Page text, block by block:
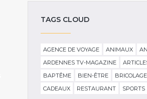
TAGS CLOUD
AGENCE DE VOYAGE ANIMAUX
ARDENNES TV-MAGAZINE
BAPTÊME
BIEN-ÊTRE
BRICOLAGE
CADEAUX
RESTAURANT SPORTS